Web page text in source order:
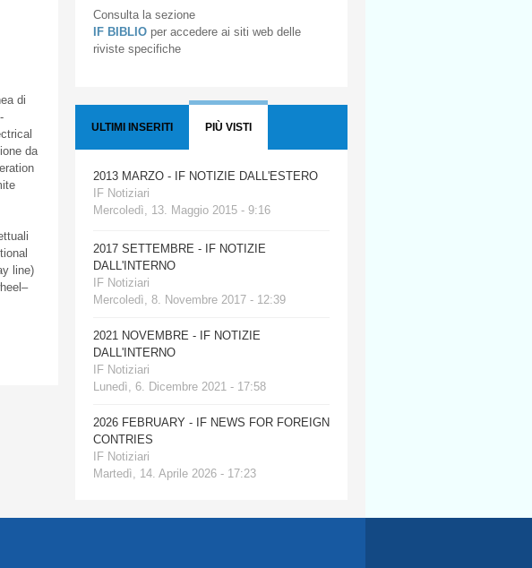
di
da
line)
Consulta la sezione
IF BIBLIO per accedere ai siti web delle
riviste specifiche
ULTIMI INSERITI PIÙ VISTI
2013 MARZO - IF NOTIZIE DALL'ESTERO
IF Notiziari
Mercoledì, 13. Maggio 2015 - 9:16
2017 SETTEMBRE - IF NOTIZIE
DALL'INTERNO
IF Notiziari
Mercoledì, 8. Novembre 2017 - 12:39
2021 NOVEMBRE - IF NOTIZIE
DALL'INTERNO
IF Notiziari
Lunedì, 6. Dicembre 2021 - 17:58
2026 FEBRUARY - IF NEWS FOR FOREIGN
CONTRIES
IF Notiziari
Martedì, 14. Aprile 2026 - 17:23